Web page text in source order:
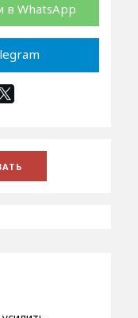
в WhatsApp